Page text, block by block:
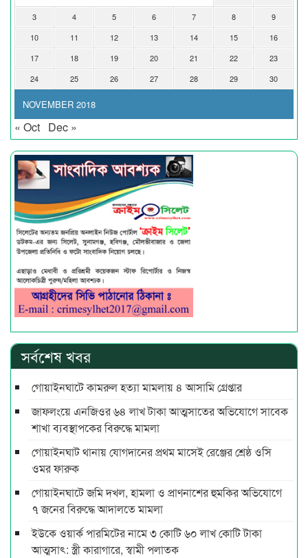
NOVEMBER 2018
3
4 5 6 7 8
9
10
11 12 13 14 15
16
17
18 19 20 21 22
23
24
25 26 27 28 29 30
« Oct Dec »
সর্বশেষ খবর
গোয়াইনঘাটে কামরুল হত্যা মামলায় ৪ আসামি গ্রেপ্তার
জাফলংয়ে এনজিওর ৬৪ লাখ টাকা আত্মসাতের অভিযোগে সাবেক
শাখা ব্যবস্থাপকের বিরুদ্ধে মামলা
গোয়াইনঘাট থানায় যোগদানের প্রথম মাসেই রেঞ্জের শ্রেষ্ঠ ওসি
ওমর ফারুক
গোয়াইনঘাটে জমি দখল, হামলা ও প্রাণনাশের হুমকির অভিযোগে
৭ জনের বিরুদ্ধে আদালতে মামলা
ইউকে ওয়ার্ক পারমিটের নামে ৩ কোটি ৬০ লাখ কোটি টাকা
আত্মসাৎ: স্ত্রী কারাগারে, স্বামী পলাতক